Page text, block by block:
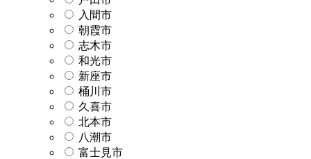
入間市
朝霞市
志木市
和光市
新座市
桶川市
久喜市
北本市
八潮市
富士見市